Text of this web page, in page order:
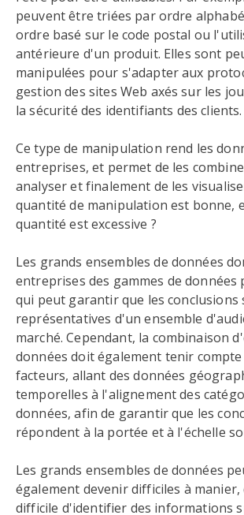
peuvent être triées par ordre
ordre basé sur le code postal ou
antérieure d'un produit. Elles sont
manipulées pour s'adapter aux
gestion des sites Web axés sur les
la sécurité des identifiants des clients.
Ce type de manipulation rend les
entreprises, et permet de les
analyser et finalement de les
quantité de manipulation est bonne,
quantité est excessive ?
Les grands ensembles de données
entreprises des gammes de données
qui peut garantir que les conclusions
représentatives d'un ensemble
marché. Cependant, la combinaison
données doit également tenir
facteurs, allant des données
temporelles à l'alignement des
données, afin de garantir que les
répondent à la portée et à l'échelle
Les grands ensembles de données
également devenir difficiles à manier,
difficile d'identifier des informations